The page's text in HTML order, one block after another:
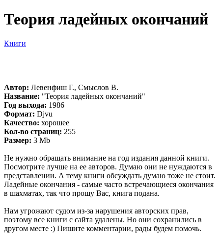
Теория ладейных окончаний
Книги
Автор: Левенфиш Г., Смыслов В.
Название: "Теория ладейных окончаний"
Год выхода: 1986
Формат: Djvu
Качество: хорошее
Кол-во страниц: 255
Размер: 3 Mb
Не нужно обращать внимание на год издания данной книги.
Посмотрите лучше на ее авторов. Думаю они не нуждаются в
представлении. А тему книги обсуждать думаю тоже не стоит.
Ладейные окончания - самые часто встречающиеся окончания
в шахматах, так что прошу Вас, книга подана.
Нам угрожают судом из-за нарушения авторских прав,
поэтому все книги с сайта удалены. Но они сохранились в
другом месте :) Пишите комментарии, рады будем помочь.